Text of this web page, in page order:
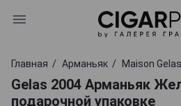
Главная Арманьяк Maison Gelas
Gelas 2004 Арманьяк
подарочной упаковке